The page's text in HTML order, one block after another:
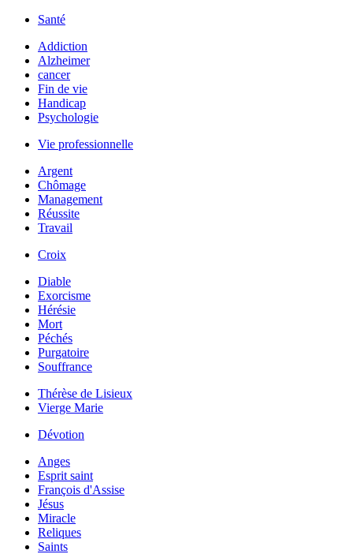
Santé
Addiction
Alzheimer
cancer
Fin de vie
Handicap
Psychologie
Vie professionnelle
Argent
Chômage
Management
Réussite
Travail
Croix
Diable
Exorcisme
Hérésie
Mort
Péchés
Purgatoire
Souffrance
Thérèse de Lisieux
Vierge Marie
Dévotion
Anges
Esprit saint
François d'Assise
Jésus
Miracle
Reliques
Saints